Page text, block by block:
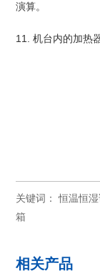
演算。
11. 机台内的加热
关键词：恒温恒
箱
相关产品